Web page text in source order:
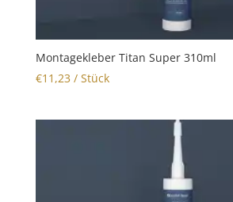
Montagekleber Titan Super 310ml
€11,23 / Stück